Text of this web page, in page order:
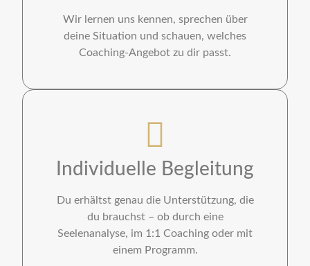
Wir lernen uns kennen, sprechen über
deine Situation und schauen, welches
Coaching-Angebot zu dir passt.
Individuelle Begleitung
Du erhältst genau die Unterstützung, die
du brauchst – ob durch eine
Seelenanalyse, im 1:1 Coaching oder mit
einem Programm.